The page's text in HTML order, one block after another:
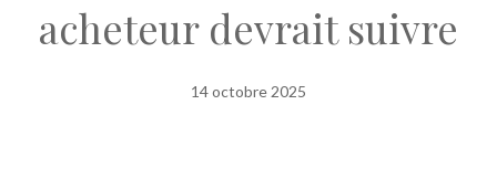
acheteur devrait suivre
14 octobre 2025